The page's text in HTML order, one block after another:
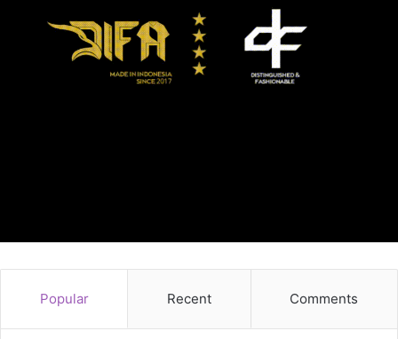
Popular Recent Comments